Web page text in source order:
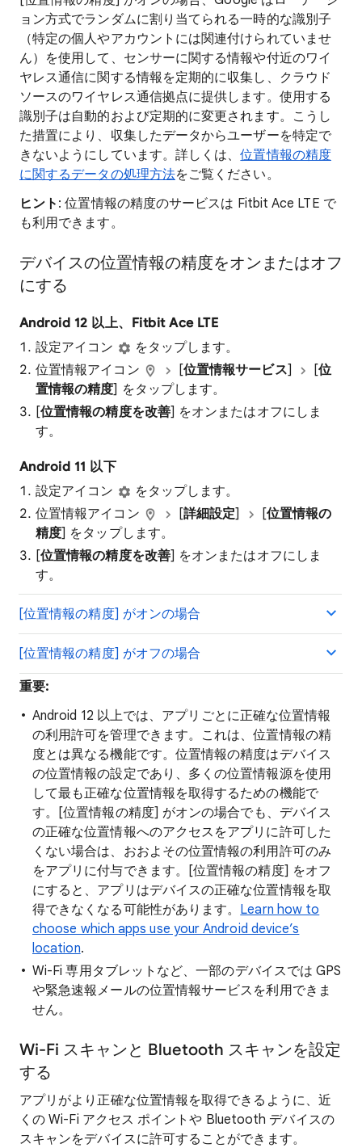
ョン方式でランダムに割り当てられる一時的な識別子
（特定の個人やアカウントには関連付けられていませ
ん）を使用して、センサーに関する情報や付近のワイ
ヤレス通信に関する情報を定期的に収集し、クラウド
ソースのワイヤレス通信拠点に提供します。使用する
識別子は自動的および定期的に変更されます。こうし
た措置により、収集したデータからユーザーを特定で
きないようにしています。詳しくは、位置情報の精度
に関するデータの処理方法をご覧ください。
ヒント : 位置情報の精度のサービスは Fitbit Ace LTE で
も利用できます。
デバイスの位置情報の精度をオンまたはオフ
にする
Android 12 以上、 Fitbit Ace LTE
設定アイコン
をタップします。
位置情報アイコン
[位置情報サービス] [位
置情報の精度] をタップします。
[位置情報の精度を改善] をオンまたはオフにしま
す。
Android 11 以下
設定アイコン
をタップします。
位置情報アイコン
[詳細設定] [位置情報の
精度] をタップします。
[位置情報の精度を改善] をオンまたはオフにしま
す。
[位置情報の精度] がオンの場合
[位置情報の精度] がオフの場合
重要:
Android 12 以上では、アプリごとに正確な位置情報
の利用許可を管理できます。これは、位置情報の精
度とは異なる機能です。位置情報の精度はデバイス
の位置情報の設定であり、多くの位置情報源を使用
して最も正確な位置情報を取得するための機能で
す。[位置情報の精度] がオンの場合でも、デバイス
の正確な位置情報へのアクセスをアプリに許可した
くない場合は、おおよその位置情報の利用許可のみ
をアプリに付与できます。[位置情報の精度] をオフ
にすると、アプリはデバイスの正確な位置情報を取
得できなくなる可能性があります。 Learn how to
choose which apps use your Android device’s
location.
Wi-Fi 専用タブレットなど、一部のデバイスでは GPS
や緊急速報メールの位置情報サービスを利用できま
せん。
Wi-Fi スキャンと Bluetooth スキャンを設定
する
アプリがより正確な位置情報を取得できるように、近
くの Wi-Fi アクセス ポイントや Bluetooth デバイスの
スキャンをデバイスに許可することができます。